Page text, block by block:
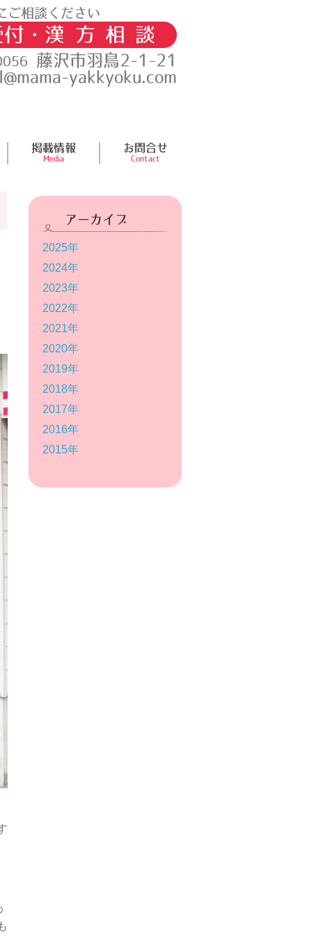
ご相談ください
・ 漢方相談
藤沢市羽鳥2-1-21
yakkyoku.com
掲載情報
Media
お問合せ
Contact
アーカイブ
2025年
2024年
2023年
2022年
2021年
2020年
2019年
2018年
2017年
2016年
2015年